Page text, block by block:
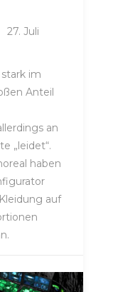
27. Juli
im
Anteil
an
„leidet“.
haben
auf